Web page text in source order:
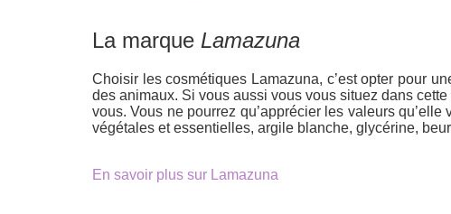
La marque Lamazuna
Choisir les cosmétiques Lamazuna, c’est opter pour
des animaux. Si vous aussi vous vous situez dans
vous. Vous ne pourrez qu’apprécier les valeurs
végétales et essentielles, argile blanche, glycérine,
En savoir plus sur Lamazuna